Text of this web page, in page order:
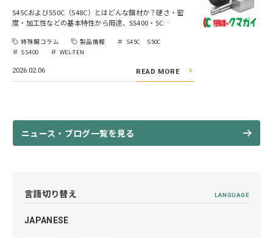
S45CおよびS50C（S48C）とはどんな鋼材か？硬さ・密
度・加工性などの基本特性から用途、SS400・SC…
特殊鋼コラム 製品情報
S45C S50C
SS400
WEL-TEN
2026.02.06 READ MORE
ニュース・ブログ一覧を見る
言語切り替え LANGUAGE
JAPANESE